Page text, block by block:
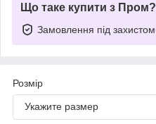
Що таке купити з Пром?
Замовлення під захистом
Розмір
Укажите размер